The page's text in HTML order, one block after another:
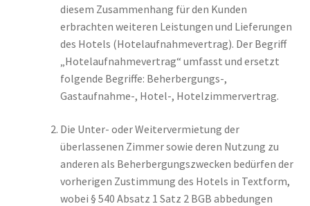
diesem Zusammenhang für den Kunden
erbrachten weiteren Leistungen und Lieferungen
des Hotels (Hotelaufnahmevertrag). Der Begriff
„Hotelaufnahmevertrag“ umfasst und ersetzt
folgende Begriffe: Beherbergungs-,
Gastaufnahme-, Hotel-, Hotelzimmervertrag.
Die Unter- oder Weitervermietung der
überlassenen Zimmer sowie deren Nutzung zu
anderen als Beherbergungszwecken bedürfen der
vorherigen Zustimmung des Hotels in Textform,
wobei § 540 Absatz 1 Satz 2 BGB abbedungen